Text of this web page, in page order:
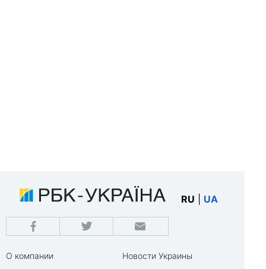
RU UA
О компании
Новости Украины